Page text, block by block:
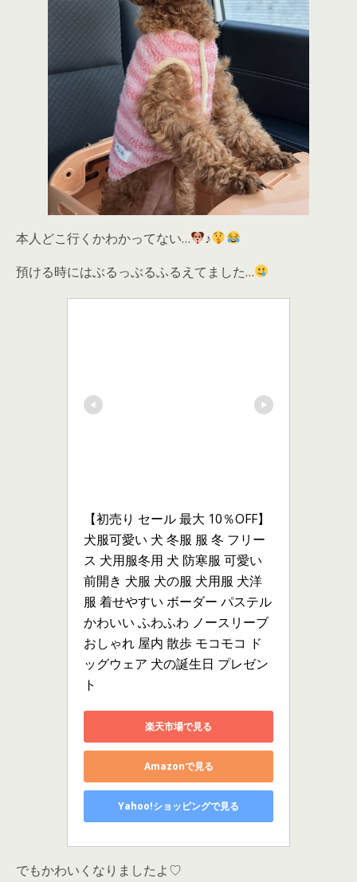
本人どこ行くかわかってない…
♪
預ける時にはぶるっぶるふるえてました…
【初売り セール 最大 10％OFF】
犬服可愛い 犬 冬服 服 冬 フリー
ス 犬用服冬用 犬 防寒服 可愛い
前開き 犬服 犬の服 犬用服 犬洋
服 着せやすい ボーダー パステル
かわいい ふわふわ ノースリーブ
おしゃれ 屋内 散歩 モコモコ ド
ッグウェア 犬の誕生日 プレゼン
ト
楽天市場で見る
Amazonで見る
Yahoo!ショッピングで見る
でもかわいくなりましたよ♡